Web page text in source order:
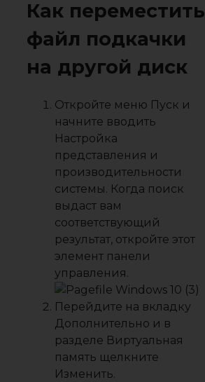
Как переместить
файл подкачки
на другой диск
Откройте меню Пуск и
начните вводить
Настройка
представления и
производительности
системы. Когда поиск
выдаст вам
соответствующий
результат, откройте этот
элемент панели
управления.
Перейдите на вкладку
Дополнительно и в
разделе Виртуальная
память щелкните
Изменить.